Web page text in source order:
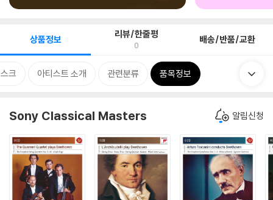
상품정보 리뷰/한줄평
0 배송/반품/교환
크 아티스트 소개 관련분류 품목정보
Sony Classical Masters 알림신청